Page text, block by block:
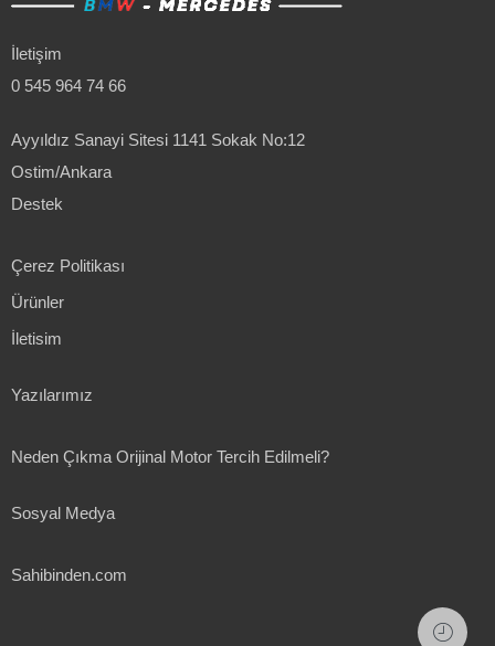
İletişim
0 545 964 74 66
Ayyıldız Sanayi Sitesi 1141 Sokak No:12
Ostim/Ankara
Destek
Çerez Politikası
Ürünler
İletisim
Yazılarımız
Neden Çıkma Orijinal Motor Tercih Edilmeli?
Sosyal Medya
Sahibinden.com